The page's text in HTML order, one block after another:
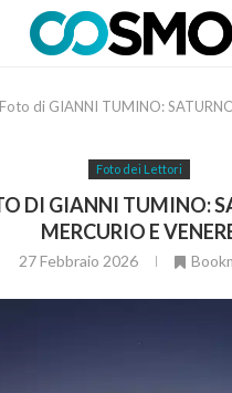
Foto di GIANNI TUMINO:
Foto dei Lettori
DI GIANNI TUMINO:
MERCURIO E
27 Febbraio 2026